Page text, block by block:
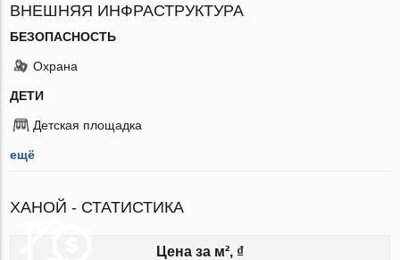
ВНЕШНЯЯ ИНФРАСТРУКТУРА
БЕЗОПАСНОСТЬ
Охрана
ДЕТИ
Детская площадка
ещё
ХАНОЙ - СТАТИСТИКА
Цена за м², ₫